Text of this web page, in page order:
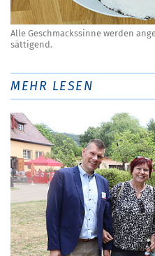
Alle Geschmackssinne werden
sättigend.
MEHR LESEN